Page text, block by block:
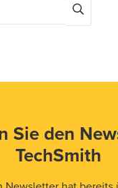
Sie den
TechSmith